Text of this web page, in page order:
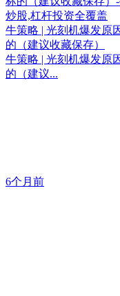
牛策略 | 光刻机爆发原
的（建议收藏保存）
牛策略 | 光刻机爆发原
的（建议...
6个月前